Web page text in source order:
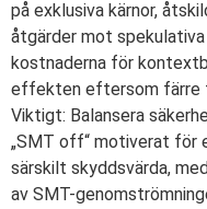
på exklusiva kärnor,
åtgärder mot
kostnaderna för
effekten eftersom färre
Viktigt: Balansera
„SMT off“ motiverat för
särskilt skyddsvärda,
av SMT-